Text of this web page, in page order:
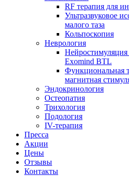
RF терапия для
Ультразвуковое
малого таза
Кольпоскопия
Неврология
Exomind BTL
Функциональная
магнитная
Эндокринология
Остеопатия
Трихология
Подология
IV-терапия
Пресса
Акции
Цены
Отзывы
Контакты